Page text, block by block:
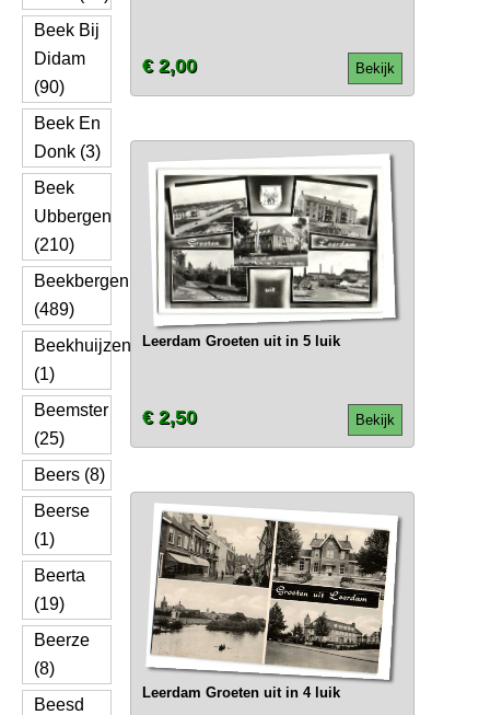
Beek Bij
Didam
(90)
Beek En
Donk (3)
Beek
Ubbergen
(210)
Beekbergen
(489)
Beekhuijzen
(1)
Beemster
(25)
Beers (8)
Beerse
(1)
Beerta
(19)
Beerze
(8)
Beesd
Bekijk
€ 2,00
Leerdam Groeten uit in 5 luik
Bekijk
€ 2,50
Leerdam Groeten uit in 4 luik